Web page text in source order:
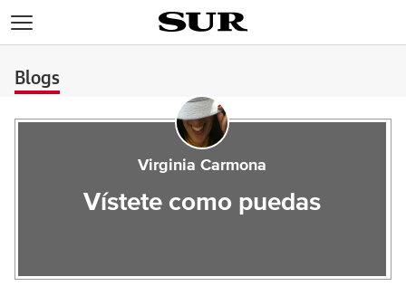
Blogs
Virginia Carmona
Vístete como puedas